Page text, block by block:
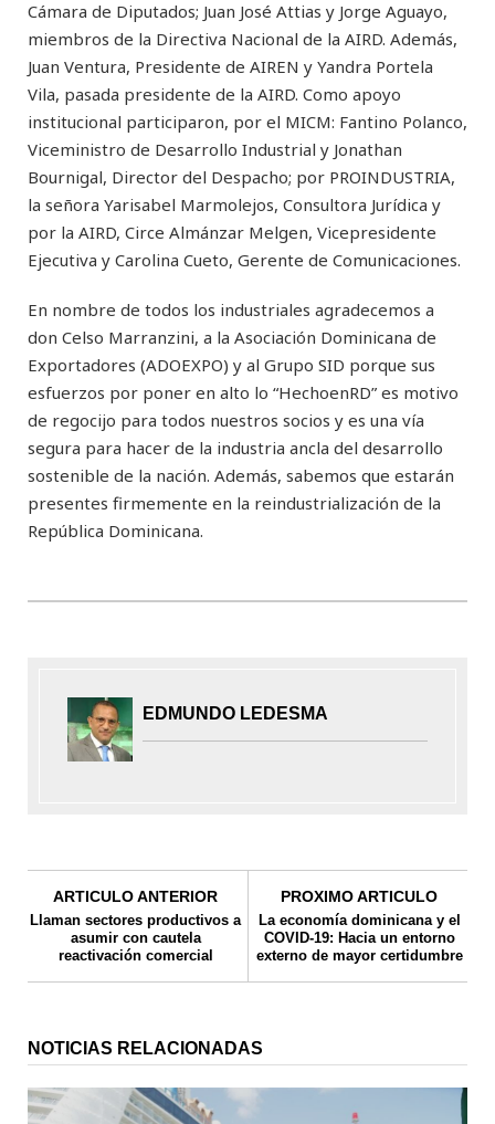
Cámara de Diputados; Juan José Attias y Jorge Aguayo,
miembros de la Directiva Nacional de la AIRD. Además,
Juan Ventura, Presidente de AIREN y Yandra Portela
Vila, pasada presidente de la AIRD. Como apoyo
institucional participaron, por el MICM: Fantino Polanco,
Viceministro de Desarrollo Industrial y Jonathan
Bournigal, Director del Despacho; por PROINDUSTRIA,
la señora Yarisabel Marmolejos, Consultora Jurídica y
por la AIRD, Circe Almánzar Melgen, Vicepresidente
Ejecutiva y Carolina Cueto, Gerente de Comunicaciones.
En nombre de todos los industriales agradecemos a
don Celso Marranzini, a la Asociación Dominicana de
Exportadores (ADOEXPO) y al Grupo SID porque sus
esfuerzos por poner en alto lo “HechoenRD” es motivo
de regocijo para todos nuestros socios y es una vía
segura para hacer de la industria ancla del desarrollo
sostenible de la nación. Además, sabemos que estarán
presentes firmemente en la reindustrialización de la
República Dominicana.
EDMUNDO LEDESMA
ARTICULO ANTERIOR
Llaman sectores productivos a
asumir con cautela
reactivación comercial
PROXIMO ARTICULO
La economía dominicana y el
COVID-19: Hacia un entorno
externo de mayor certidumbre
NOTICIAS RELACIONADAS